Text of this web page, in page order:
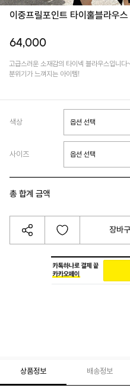
이중프릴포인트 타이훌블라우스
64,000
고급스러운 소재감의 타이넥 블라우스입니
분위기가 느껴지는 아이템!
색상
사이즈
총 합계 금액
장바
상품정보 배송정보